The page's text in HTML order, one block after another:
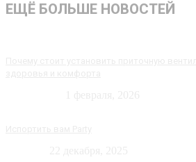
ЕЩЁ БОЛЬШЕ НОВОСТЕЙ